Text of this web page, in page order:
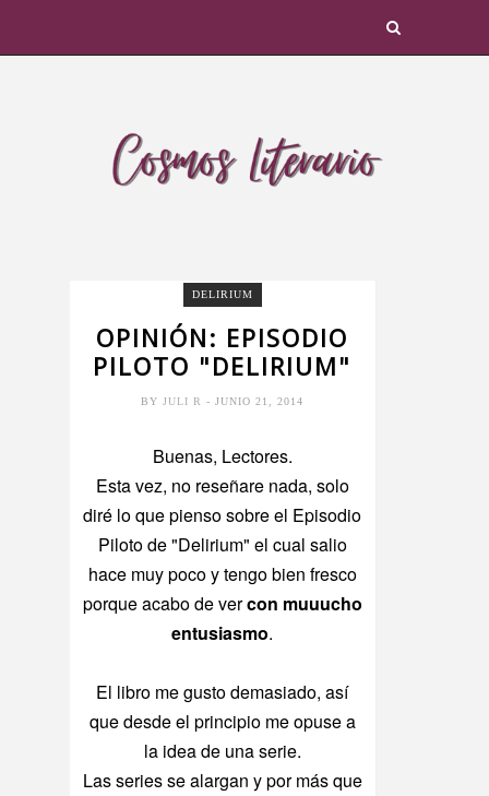
DELIRIUM
OPINIÓN: EPISODIO
PILOTO "DELIRIUM"
BYJULI R- JUNIO 21, 2014
Buenas, Lectores.
Esta vez, no reseñare nada, solo
diré lo que pienso sobre el Episodio
Piloto de "Delirium" el cual salio
hace muy poco y tengo bien fresco
porque acabo de vercon muuucho
entusiasmo.
El libro me gusto demasiado, así
que desde el principio me opuse a
la idea de una serie.
Las series se alargan y por más que